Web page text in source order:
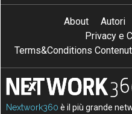
About Autori
Privacy e
Terms&Conditions
Nextwork360 è il più grande